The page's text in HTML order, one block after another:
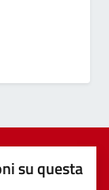
su questa